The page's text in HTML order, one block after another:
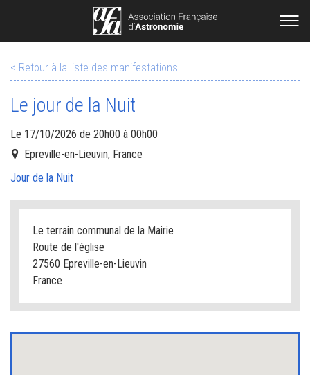
< Retour à la liste des manifestations
Le jour de la Nuit
Le 17/10/2026 de 20h00 à 00h00
Epreville-en-Lieuvin, France
Jour de la Nuit
Le terrain communal de la Mairie
Route de l'église
27560 Epreville-en-Lieuvin
France